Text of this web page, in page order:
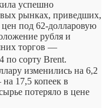
успешно
рынках, приведших,
под 62-долларовую
рубля и
торгов —
по сорту Brent.
изменились на 6,2
на 17,5 копеек в
потеряло в цене